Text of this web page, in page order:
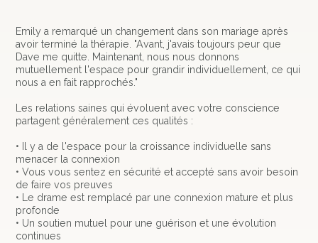
Emily a remarqué un changement dans son mariage après
avoir terminé la thérapie. "Avant, j'avais toujours peur que
Dave me quitte. Maintenant, nous nous donnons
mutuellement l'espace pour grandir individuellement, ce qui
nous a en fait rapprochés."
Les relations saines qui évoluent avec votre conscience
partagent généralement ces qualités :
• Il y a de l'espace pour la croissance individuelle sans
menacer la connexion
• Vous vous sentez en sécurité et accepté sans avoir besoin
de faire vos preuves
• Le drame est remplacé par une connexion mature et plus
profonde
• Un soutien mutuel pour une guérison et une évolution
continues